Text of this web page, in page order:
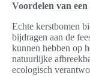
Voordelen van
Echte kerstbomen
bijdragen aan de
kunnen hebben op
natuurlijke
ecologisch